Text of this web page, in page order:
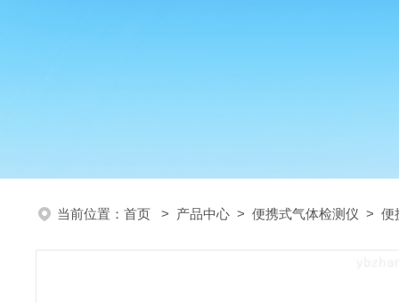
当前位置： 首页 > 产品中心 > 便携式气体检测仪 > 便